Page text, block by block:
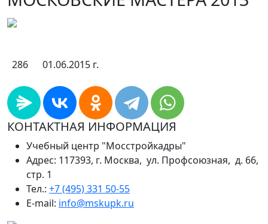
286 01.06.2015 г.
КОНТАКТНАЯ ИНФОРМАЦИЯ
Учебный центр "Мосстройкадры"
Адрес: 117393, г. Москва, ул. Профсоюзная, д. 66,
стр. 1
Тел.: +7 (495) 331 50-55
E-mail: info@mskupk.ru